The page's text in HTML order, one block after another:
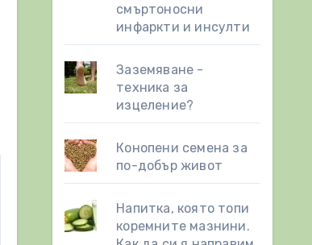
смъртоносни
инфаркти и инсулти
Заземяване -
техника за
изцеление?
Конопени семена за
по-добър живот
Напитка, която топи
коремните мазнини.